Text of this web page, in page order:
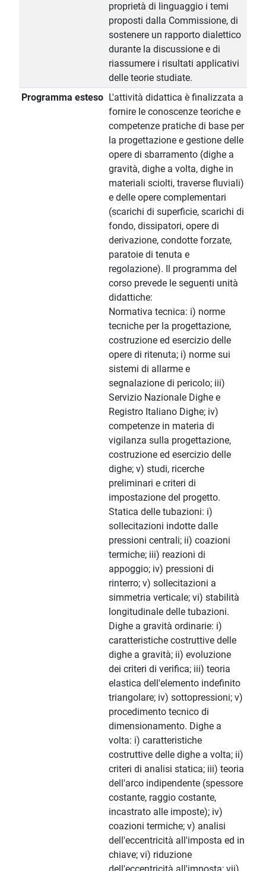
proprietà di linguaggio i temi
proposti dalla Commissione, di
sostenere un rapporto dialettico
durante la discussione e di
riassumere i risultati applicativi
delle teorie studiate.
Programma esteso L'attività didattica è finalizzata a
fornire le conoscenze teoriche e
competenze pratiche di base per
la progettazione e gestione delle
opere di sbarramento (dighe a
gravità, dighe a volta, dighe in
materiali sciolti, traverse fluviali)
e delle opere complementari
(scarichi di superficie, scarichi di
fondo, dissipatori, opere di
derivazione, condotte forzate,
paratoie di tenuta e
regolazione). Il programma del
corso prevede le seguenti unità
didattiche:
Normativa tecnica: i) norme
tecniche per la progettazione,
costruzione ed esercizio delle
opere di ritenuta; i) norme sui
sistemi di allarme e
segnalazione di pericolo; iii)
Servizio Nazionale Dighe e
Registro Italiano Dighe; iv)
competenze in materia di
vigilanza sulla progettazione,
costruzione ed esercizio delle
dighe; v) studi, ricerche
preliminari e criteri di
impostazione del progetto.
Statica delle tubazioni: i)
sollecitazioni indotte dalle
pressioni centrali; ii) coazioni
termiche; iii) reazioni di
appoggio; iv) pressioni di
rinterro; v) sollecitazioni a
simmetria verticale; vi) stabilità
longitudinale delle tubazioni.
Dighe a gravità ordinarie: i)
caratteristiche costruttive delle
dighe a gravità; ii) evoluzione
dei criteri di verifica; iii) teoria
elastica dell'elemento indefinito
triangolare; iv) sottopressioni; v)
procedimento tecnico di
dimensionamento. Dighe a
volta: i) caratteristiche
costruttive delle dighe a volta; ii)
criteri di analisi statica; iii) teoria
dell'arco indipendente (spessore
costante, raggio costante,
incastrato alle imposte); iv)
coazioni termiche; v) analisi
dell'eccentricità all'imposta ed in
chiave; vi) riduzione